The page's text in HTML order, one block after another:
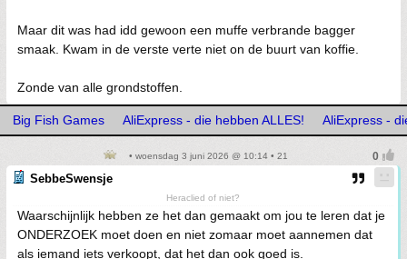
Maar dit was had idd gewoon een muffe verbrande bagger
smaak. Kwam in de verste verte niet on de buurt van koffie.
Zonde van alle grondstoffen.
Big Fish Games AliExpress - die hebben ALLES! AliExpress -
• woensdag 3 juni 2026 @ 10:14 • 21
SebbeSwensje
Heraclied of niet?
Waarschijnlijk hebben ze het dan gemaakt om jou te leren dat je
ONDERZOEK moet doen en niet zomaar moet aannemen dat
als iemand iets verkoopt, dat het dan ook goed is.